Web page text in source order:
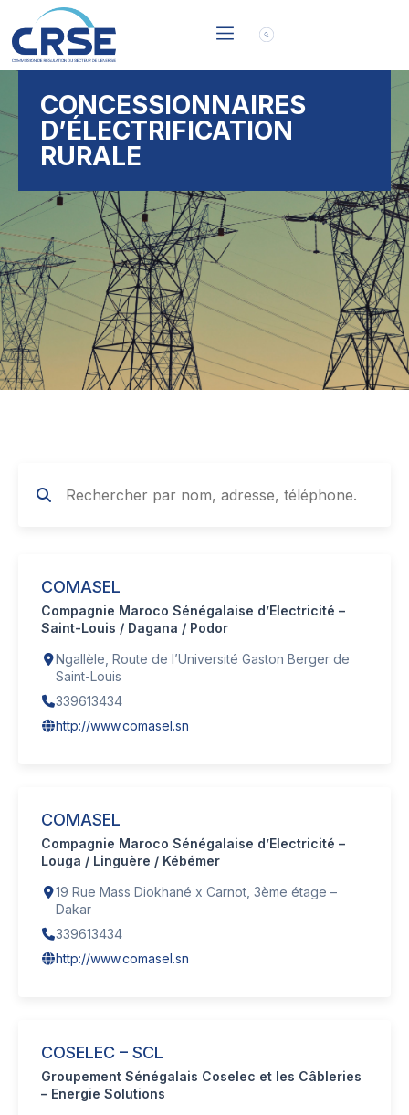
CONCESSIONNAIRES
D’ÉLECTRIFICATION
RURALE
COMASEL
Compagnie Maroco Sénégalaise d’Electricité –
Saint-Louis / Dagana / Podor
Ngallèle, Route de l’Université Gaston Berger de
Saint-Louis
339613434
http://www.comasel.sn
COMASEL
Compagnie Maroco Sénégalaise d’Electricité –
Louga / Linguère / Kébémer
19 Rue Mass Diokhané x Carnot, 3ème étage –
Dakar
339613434
http://www.comasel.sn
COSELEC – SCL
Groupement Sénégalais Coselec et les Câbleries
– Energie Solutions